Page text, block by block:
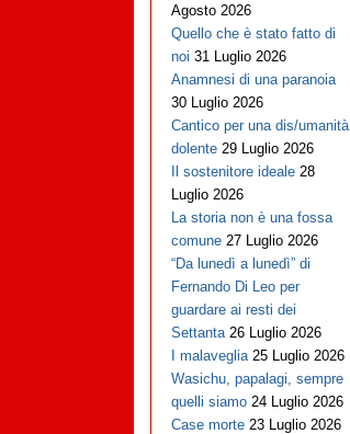
Agosto 2026
Quello che è stato fatto di
noi 31 Luglio 2026
Anamnesi di una paranoia
30 Luglio 2026
Cantico per una dis/umanità
dolente 29 Luglio 2026
Il sostenitore ideale 28
Luglio 2026
La storia non è una fossa
comune 27 Luglio 2026
“Da lunedì a lunedì” di
Fernando Di Leo per
guardare ai resti dei
Settanta 26 Luglio 2026
I malaveglia 25 Luglio 2026
Wasichu, papalagi, sempre
quelli siamo 24 Luglio 2026
Case morte 23 Luglio 2026